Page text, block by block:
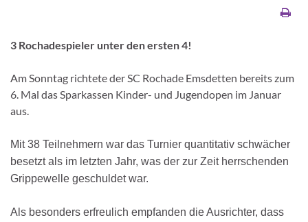
3 Rochadespieler unter den ersten 4!
Am Sonntag richtete der SC Rochade Emsdetten bereits zum
6. Mal das Sparkassen Kinder- und Jugendopen im Januar
aus.
Mit 38 Teilnehmern war das Turnier quantitativ schwächer
besetzt als im letzten Jahr, was der zur Zeit herrschenden
Grippewelle geschuldet war.
Als besonders erfreulich empfanden die Ausrichter, dass